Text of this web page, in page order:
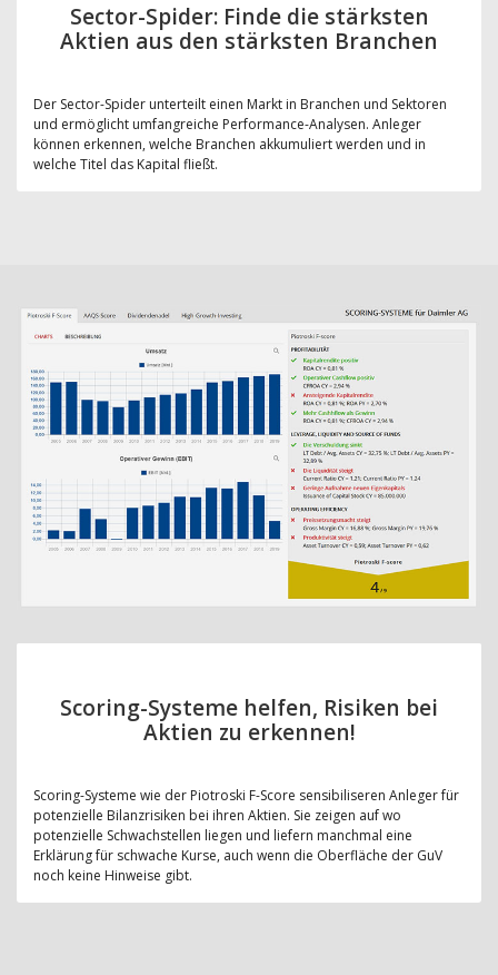
Sector-Spider: Finde die stärksten
Aktien aus den stärksten Branchen
Der Sector-Spider unterteilt einen Markt in Branchen und Sektoren
und ermöglicht umfangreiche Performance-Analysen. Anleger
können erkennen, welche Branchen akkumuliert werden und in
welche Titel das Kapital fließt.
Scoring-Systeme helfen, Risiken bei
Aktien zu erkennen!
Scoring-Systeme wie der Piotroski F-Score sensibiliseren Anleger für
potenzielle Bilanzrisiken bei ihren Aktien. Sie zeigen auf wo
potenzielle Schwachstellen liegen und liefern manchmal eine
Erklärung für schwache Kurse, auch wenn die Oberfläche der GuV
noch keine Hinweise gibt.